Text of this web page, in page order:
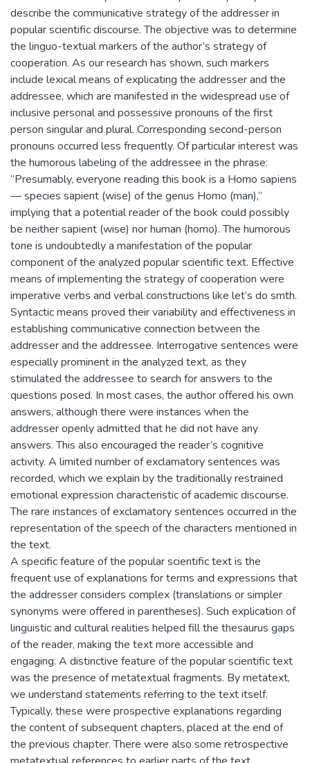
describe the communicative strategy of the addresser in
popular scientific discourse. The objective was to determine
the linguo-textual markers of the author’s strategy of
cooperation. As our research has shown, such markers
include lexical means of explicating the addresser and the
addressee, which are manifested in the widespread use of
inclusive personal and possessive pronouns of the first
person singular and plural. Corresponding second-person
pronouns occurred less frequently. Of particular interest was
the humorous labeling of the addressee in the phrase:
“Presumably, everyone reading this book is a Homo sapiens
— species sapient (wise) of the genus Homo (man),”
implying that a potential reader of the book could possibly
be neither sapient (wise) nor human (homo). The humorous
tone is undoubtedly a manifestation of the popular
component of the analyzed popular scientific text. Effective
means of implementing the strategy of cooperation were
imperative verbs and verbal constructions like let’s do smth.
Syntactic means proved their variability and effectiveness in
establishing communicative connection between the
addresser and the addressee. Interrogative sentences were
especially prominent in the analyzed text, as they
stimulated the addressee to search for answers to the
questions posed. In most cases, the author offered his own
answers, although there were instances when the
addresser openly admitted that he did not have any
answers. This also encouraged the reader’s cognitive
activity. A limited number of exclamatory sentences was
recorded, which we explain by the traditionally restrained
emotional expression characteristic of academic discourse.
The rare instances of exclamatory sentences occurred in the
representation of the speech of the characters mentioned in
the text.
A specific feature of the popular scientific text is the
frequent use of explanations for terms and expressions that
the addresser considers complex (translations or simpler
synonyms were offered in parentheses). Such explication of
linguistic and cultural realities helped fill the thesaurus gaps
of the reader, making the text more accessible and
engaging. A distinctive feature of the popular scientific text
was the presence of metatextual fragments. By metatext,
we understand statements referring to the text itself.
Typically, these were prospective explanations regarding
the content of subsequent chapters, placed at the end of
the previous chapter. There were also some retrospective